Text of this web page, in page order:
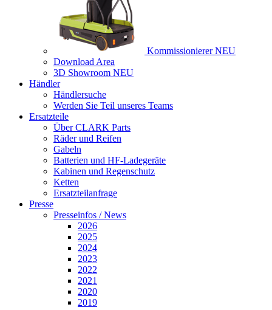
Kommissionierer NEU
Download Area
3D Showroom NEU
Händler
Händlersuche
Werden Sie Teil unseres Teams
Ersatzteile
Über CLARK Parts
Räder und Reifen
Gabeln
Batterien und HF-Ladegeräte
Kabinen und Regenschutz
Ketten
Ersatzteilanfrage
Presse
Presseinfos / News
2026
2025
2024
2023
2022
2021
2020
2019